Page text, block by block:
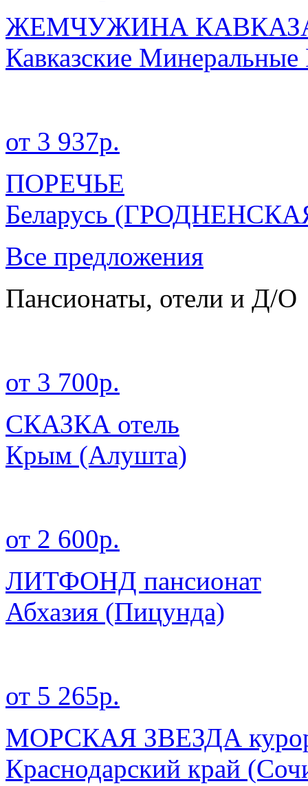
ЖЕМЧУЖИНА КАВКАЗА
Кавказские
от 3 937р.
ПОРЕЧЬЕ
Беларусь
Все предложения
Пансионаты, отели и Д/О
от 3 700р.
СКАЗКА отель
Крым (Алушта)
от 2 600р.
ЛИТФОНД пансионат
Абхазия (Пицунда)
от 5 265р.
МОРСКАЯ ЗВЕЗДА
Краснодарский край